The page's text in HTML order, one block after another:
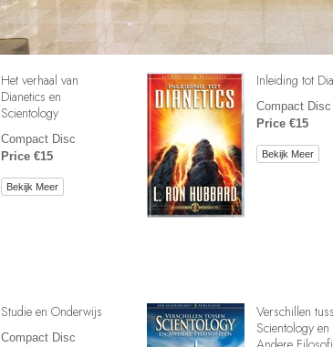
Het verhaal van
Dianetics en
Scientology
Compact Disc
Price €15
Bekijk Meer
Inleiding tot
Compact Disc
Price €15
Bekijk Meer
Studie en Onderwijs
Compact Disc
Verschillen
Scientology en